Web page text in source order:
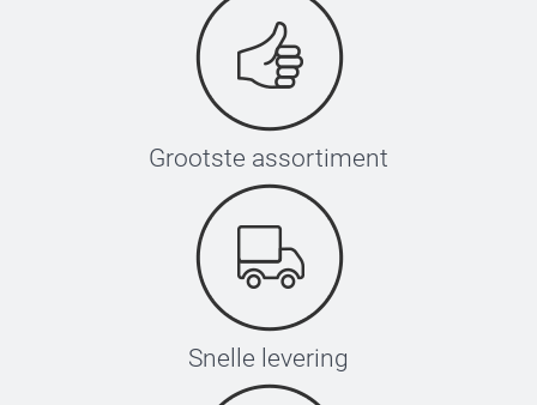
Grootste assortiment
Snelle levering